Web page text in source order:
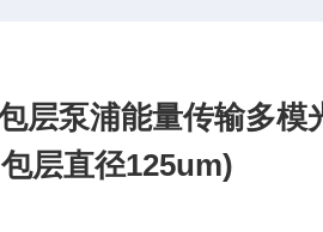
层泵浦能量传输多模
层直径125um)